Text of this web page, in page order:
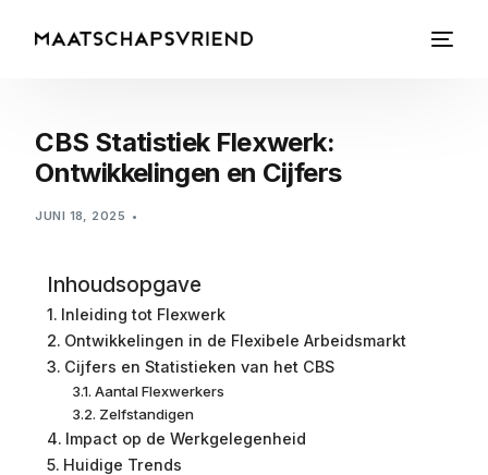
CBS Statistiek Flexwerk:
Ontwikkelingen en Cijfers
JUNI 18, 2025
Inhoudsopgave
Inleiding tot Flexwerk
Ontwikkelingen in de Flexibele Arbeidsmarkt
Cijfers en Statistieken van het CBS
Aantal Flexwerkers
Zelfstandigen
Impact op de Werkgelegenheid
Huidige Trends